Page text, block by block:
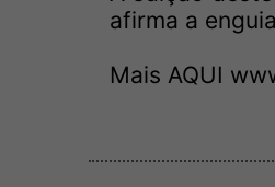
afirma a
Mais AQUI